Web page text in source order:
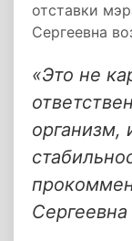
отставки
Сергеевна
«Это не
организм,